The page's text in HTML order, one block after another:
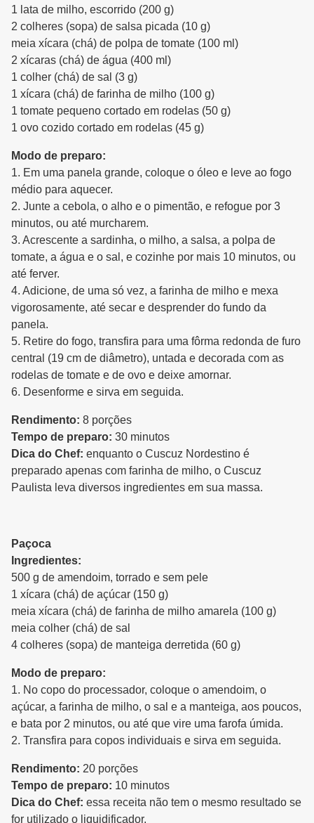
1 lata de milho, escorrido (200 g)
2 colheres (sopa) de salsa picada (10 g)
meia xícara (chá) de polpa de tomate (100 ml)
2 xícaras (chá) de água (400 ml)
1 colher (chá) de sal (3 g)
1 xícara (chá) de farinha de milho (100 g)
1 tomate pequeno cortado em rodelas (50 g)
1 ovo cozido cortado em rodelas (45 g)
Modo de preparo:
1. Em uma panela grande, coloque o óleo e leve ao fogo
médio para aquecer.
2. Junte a cebola, o alho e o pimentão, e refogue por 3
minutos, ou até murcharem.
3. Acrescente a sardinha, o milho, a salsa, a polpa de
tomate, a água e o sal, e cozinhe por mais 10 minutos, ou
até ferver.
4. Adicione, de uma só vez, a farinha de milho e mexa
vigorosamente, até secar e desprender do fundo da
panela.
5. Retire do fogo, transfira para uma fôrma redonda de furo
central (19 cm de diâmetro), untada e decorada com as
rodelas de tomate e de ovo e deixe amornar.
6. Desenforme e sirva em seguida.
Rendimento: 8 porções
Tempo de preparo: 30 minutos
Dica do Chef: enquanto o Cuscuz Nordestino é
preparado apenas com farinha de milho, o Cuscuz
Paulista leva diversos ingredientes em sua massa.
Paçoca
Ingredientes:
500 g de amendoim, torrado e sem pele
1 xícara (chá) de açúcar (150 g)
meia xícara (chá) de farinha de milho amarela (100 g)
meia colher (chá) de sal
4 colheres (sopa) de manteiga derretida (60 g)
Modo de preparo:
1. No copo do processador, coloque o amendoim, o
açúcar, a farinha de milho, o sal e a manteiga, aos poucos,
e bata por 2 minutos, ou até que vire uma farofa úmida.
2. Transfira para copos individuais e sirva em seguida.
Rendimento: 20 porções
Tempo de preparo: 10 minutos
Dica do Chef: essa receita não tem o mesmo resultado se
for utilizado o liquidificador.